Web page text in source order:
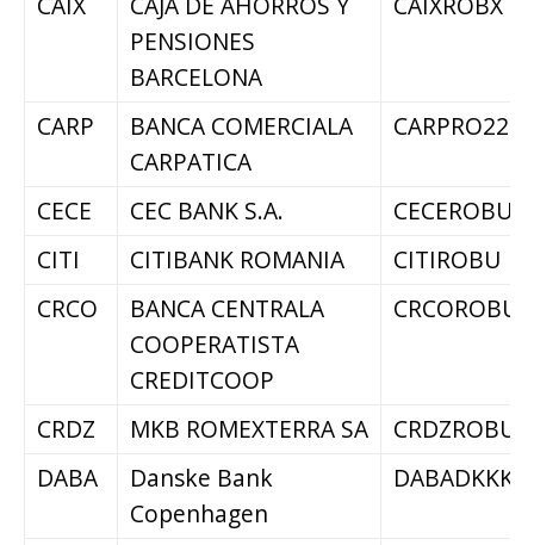
PENSIONES
BARCELONA
CARP
BANCA COMERCIALA
CARPATICA
CARPRO22
CECE CEC BANK S.A.
CECEROBU
CITI
CITIBANK ROMANIA
CITIROBU
CRCO
BANCA CENTRALA
COOPERATISTA
CREDITCOOP
CRCOROBU
CRDZ MKB ROMEXTERRA SA
CRDZROBU
DABA
Danske Bank
Copenhagen
DABADKKK